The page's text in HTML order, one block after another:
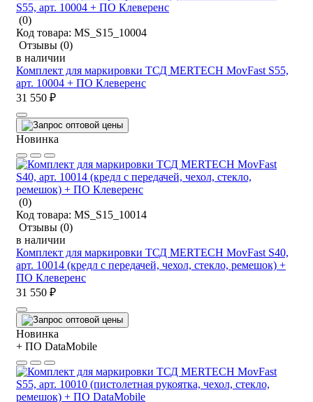
(0)
Код товара: MS_S15_10004
Отзывы (0)
в наличии
Комплект для маркировки ТСД MERTECH MovFast S55,
арт. 10004 + ПО Клеверенс
31 550 ₽
Новинка
(0)
Код товара: MS_S15_10014
Отзывы (0)
в наличии
Комплект для маркировки ТСД MERTECH MovFast S40,
арт. 10014 (кредл с передачей, чехол, стекло, ремешок) +
ПО Клеверенс
31 550 ₽
Новинка
+ ПО DataMobile